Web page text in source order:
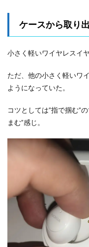
ケースから取り
小さく軽いワイヤレスイ
ただ、他の小さく軽いワ
ようになっていた。
コツとしては”指で掴む”
まむ”感じ。